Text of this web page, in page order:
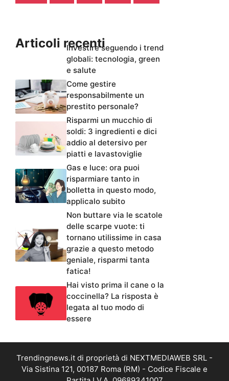
Articoli recentiInvestire seguendo i trend
globali: tecnologia, green
e salute
Come gestire
responsabilmente un
prestito personale?
Risparmi un mucchio di
soldi: 3 ingredienti e dici
addio al detersivo per
piatti e lavastoviglie
Gas e luce: ora puoi
risparmiare tanto in
bolletta in questo modo,
applicalo subito
Non buttare via le scatole
delle scarpe vuote: ti
tornano utilissime in casa
grazie a questo metodo
geniale, risparmi tanta
fatica!
Hai visto prima il cane o la
coccinella? La risposta è
legata al tuo modo di
essere
Trendingnews.it di proprietà di NEXTMEDIAWEB SRL -
Via Sistina 121, 00187 Roma (RM) - Codice Fiscale e